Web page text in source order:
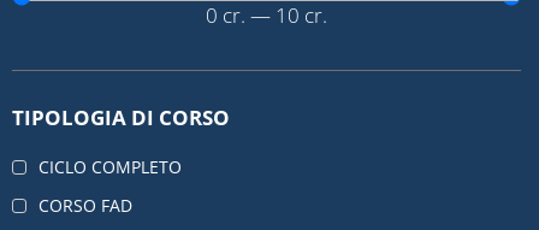
0 cr. — 10 cr.
TIPOLOGIA DI CORSO
CICLO COMPLETO
CORSO FAD